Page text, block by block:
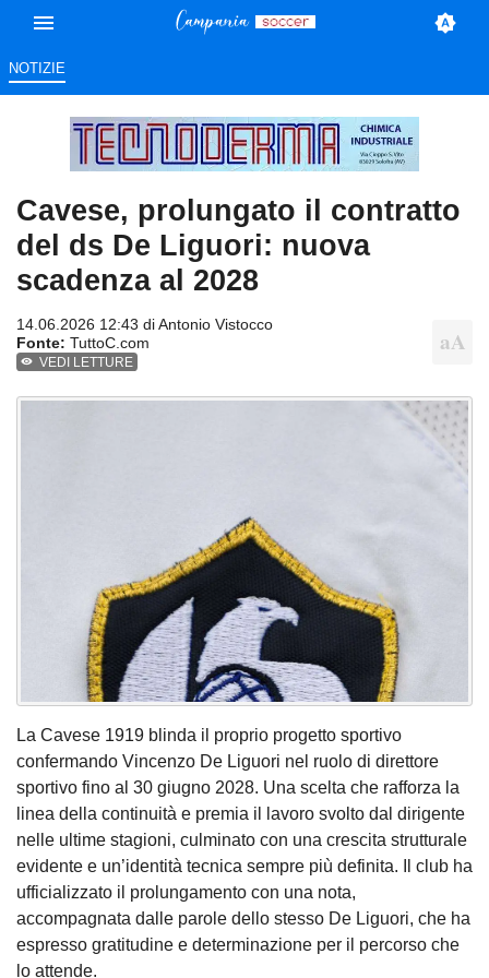
NOTIZIE
Cavese, prolungato il contratto
del ds De Liguori: nuova
scadenza al 2028
14.06.2026 12:43 diAntonio Vistocco
Fonte: TuttoC.com
VEDI LETTURE
La Cavese 1919 blinda il proprio progetto sportivo
confermando Vincenzo De Liguori nel ruolo di direttore
sportivo fino al 30 giugno 2028. Una scelta che rafforza la
linea della continuità e premia il lavoro svolto dal dirigente
nelle ultime stagioni, culminato con una crescita strutturale
evidente e un’identità tecnica sempre più definita. Il club ha
ufficializzato il prolungamento con una nota,
accompagnata dalle parole dello stesso De Liguori, che ha
espresso gratitudine e determinazione per il percorso che
lo attende.